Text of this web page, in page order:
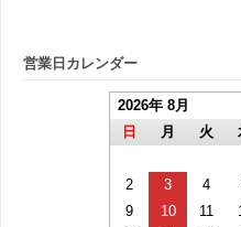
営業日カレンダー
2026年 8月
日
月 火
2
3 4
9
10 11